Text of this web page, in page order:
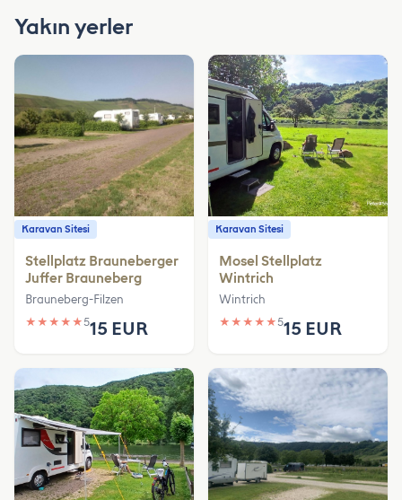
Yakın yerler
Karavan Sitesi
Stellplatz Brauneberger
Juffer Brauneberg
Brauneberg-Filzen
★ ★ ★ ★ ★515 EUR
Karavan Sitesi
Mosel Stellplatz
Wintrich
Wintrich
★ ★ ★ ★ ★515 EUR